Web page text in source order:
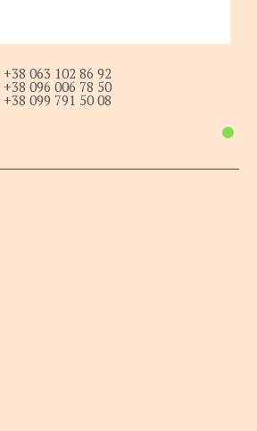
+38 063 102 86 92
+38 096 006 78 50
+38 099 791 50 08